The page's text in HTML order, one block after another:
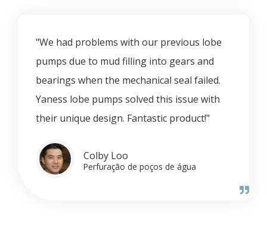
"We had problems with our previous lobe
pumps due to mud filling into gears and
bearings when the mechanical seal failed.
Yaness lobe pumps solved this issue with
their unique design. Fantastic product!"
Colby Loo
Perfuração de poços de água